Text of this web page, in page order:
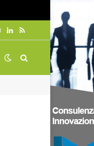
LinkedIn
RSS